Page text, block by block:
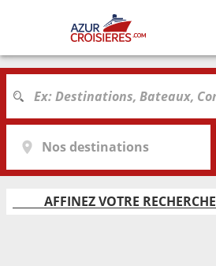
Nos destinations
AFFINEZ VOTRE RECHERCHE